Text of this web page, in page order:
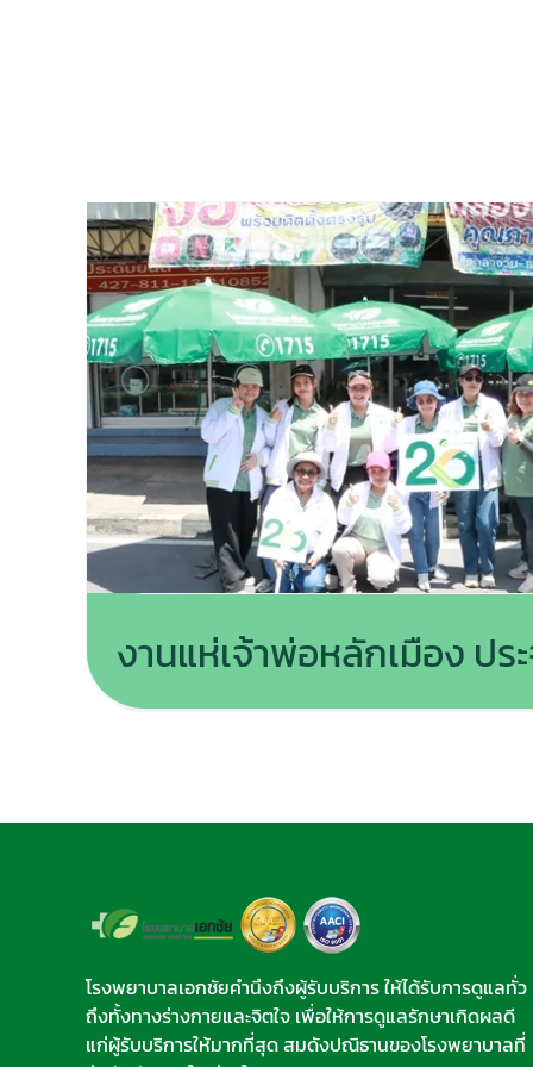
งานแห่เจ้าพ่อหลักเมือง ปร
โรงพยาบาลเอกชัยคำนึงถึงผู้รับบริการ ให้ได้รับการดูแลทั่ว
ถึงทั้งทางร่างกายและจิตใจ เพื่อให้การดูแลรักษาเกิดผลดี
แก่ผู้รับบริการให้มากที่สุด สมดังปณิธานของโรงพยาบาลที่